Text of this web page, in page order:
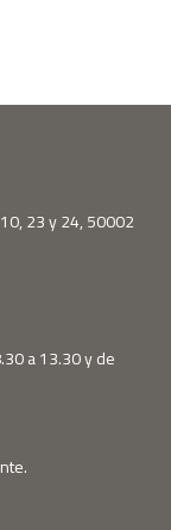
23 y 24, 50002
a 13.30 y de